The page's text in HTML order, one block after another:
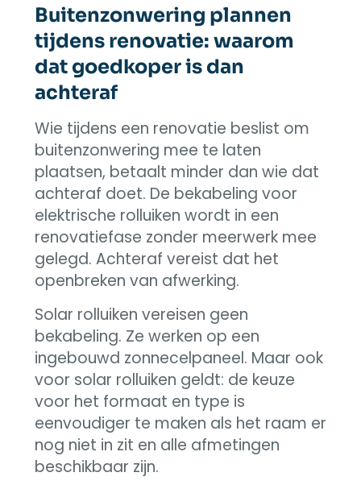
Buitenzonwering plannen
tijdens renovatie: waarom
dat goedkoper is dan
achteraf
Wie tijdens een renovatie beslist om
buitenzonwering mee te laten
plaatsen, betaalt minder dan wie dat
achteraf doet. De bekabeling voor
elektrische rolluiken wordt in een
renovatiefase zonder meerwerk mee
gelegd. Achteraf vereist dat het
openbreken van afwerking.
Solar rolluiken vereisen geen
bekabeling. Ze werken op een
ingebouwd zonnecelpaneel. Maar ook
voor solar rolluiken geldt: de keuze
voor het formaat en type is
eenvoudiger te maken als het raam er
nog niet in zit en alle afmetingen
beschikbaar zijn.